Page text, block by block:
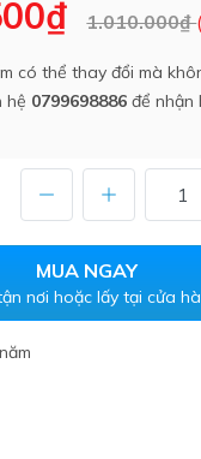
trời
Bồn bảo ôn
Bồn nhựa
Vòi pha
Vật tư
Máy nước
1.010.000₫
có thể thay đổi mà
hệ 0799698886 để nhận
MUA NGAY
nơi hoặc lấy tại cửa